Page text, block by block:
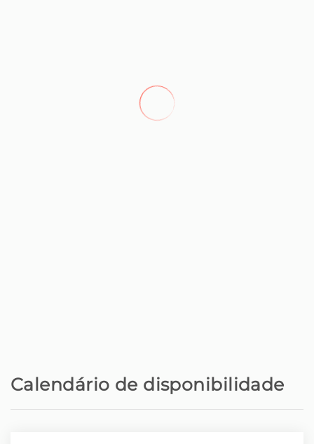
Parque - Parque de Santa Catarina
Calendário de disponibilidade